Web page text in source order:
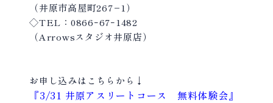
（井原市高屋町267−1）
◇TEL：0866ｰ67ｰ1482
（Arrowsスタジオ井原店）
お申し込みはこちらから↓
『3/31 井原アスリートコース 無料体験会』